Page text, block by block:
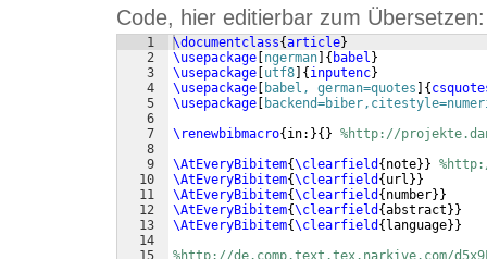
Code, hier editierbar zum Übersetzen:
1
2
3
4
5
6
7
8
9
10
11
12
13
14
\documentclass{article}
\usepackage ngerman { babel }
\usepackage utf8 { inputenc}
\usepackage
babel, german=quotes {
\usepackage
\renewbibmacro{ in: }{ } %http://
\AtEveryBibitem{\clearfield { note}}
\AtEveryBibitem{\clearfield { url }}
\AtEveryBibitem{\clearfield { number}}
\AtEveryBibitem{\clearfield {abstract }}
\AtEveryBibitem{\clearfield { language}}